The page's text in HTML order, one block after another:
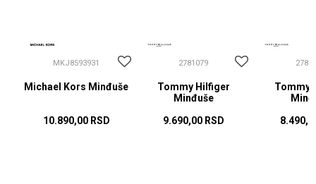
MKJ8593931
Michael Kors Minđuše
10.890,00 RSD
2781079
Tommy Hilfiger
Minđuše
9.690,00 RSD
Tommy